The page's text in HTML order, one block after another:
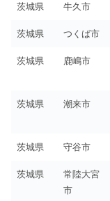
茨城県 牛久市
茨城県 つくば市
茨城県 鹿嶋市
茨城県 潮来市
茨城県 守谷市
茨城県
常陸大宮
市